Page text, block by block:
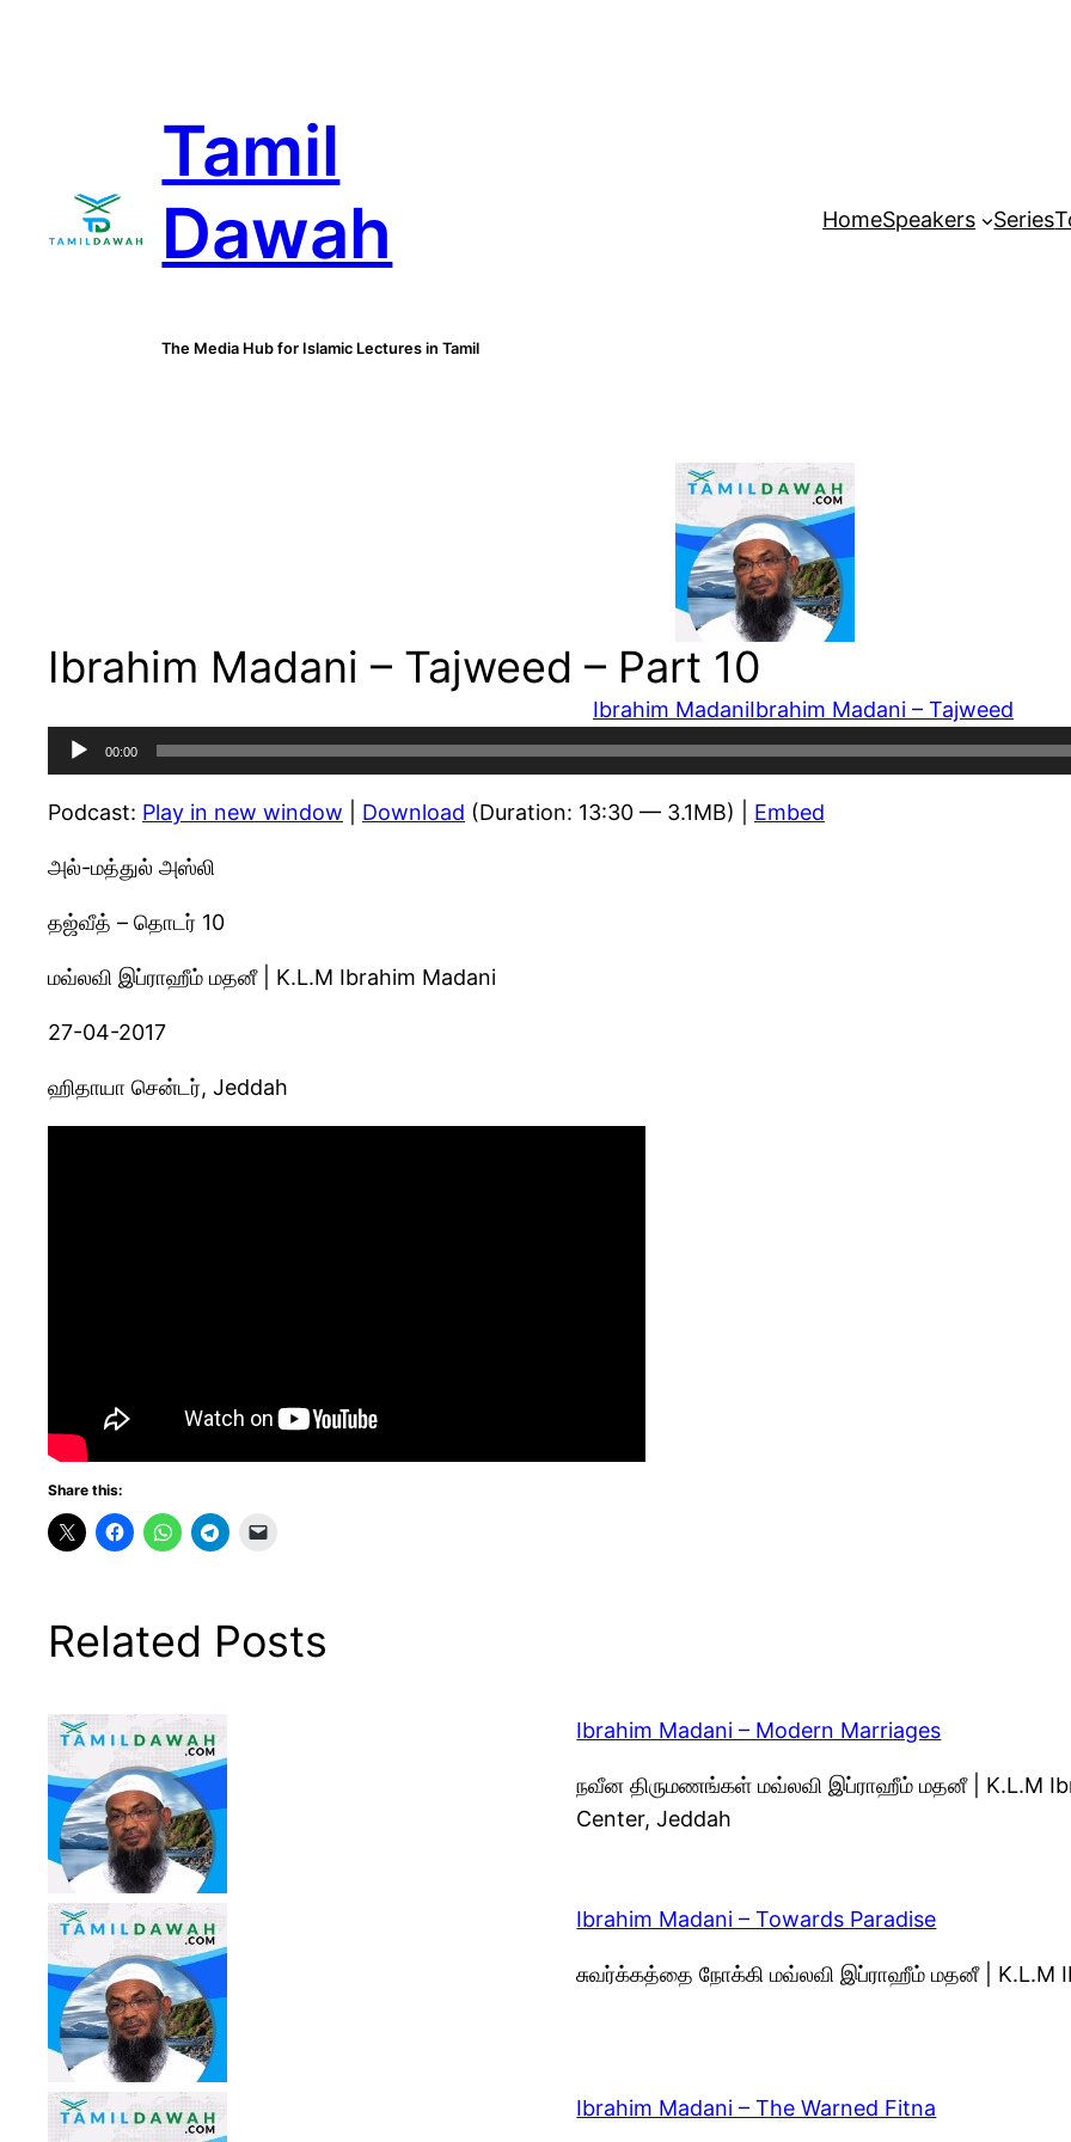
Tamil
Dawah
The Media Hub for Islamic Lectures in Tamil
HomeSpeakers Series
Ibrahim Madani – Tajweed – Part 10
Ibrahim MadaniIbrahim Madani – Tajweed
Audio
Player
00:00
Podcast: Play in new window Download (Duration: 13:30 — 3.1MB) | Embed
அல்-மத்துல் அஸ்லி
தஜ்வீத் – தொடர் 10
மவ்லவி இப்ராஹீம் மதனீ | K.L.M Ibrahim Madani
27-04-2017
ஹிதாயா சென்டர், Jeddah
Share this:
Related Posts
Ibrahim Madani – Modern Marriages
நவீன திருமணங்கள் மவ்லவி இப்ராஹீம் மதனீ | K.L.M
Center, Jeddah
Ibrahim Madani – Towards Paradise
சுவர்க்கத்தை நோக்கி மவ்லவி இப்ராஹீம் மதனீ | K.L.M
Ibrahim Madani – The Warned Fitna